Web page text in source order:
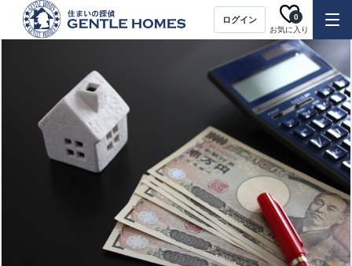
ログイン
お気に入り
0